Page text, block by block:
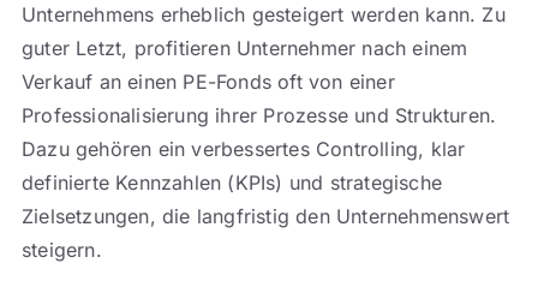
Unternehmens erheblich gesteigert werden kann. Zu
guter Letzt, profitieren Unternehmer nach einem
Verkauf an einen PE-Fonds oft von einer
Professionalisierung ihrer Prozesse und Strukturen.
Dazu gehören ein verbessertes Controlling, klar
definierte Kennzahlen (KPIs) und strategische
Zielsetzungen, die langfristig den Unternehmenswert
steigern.